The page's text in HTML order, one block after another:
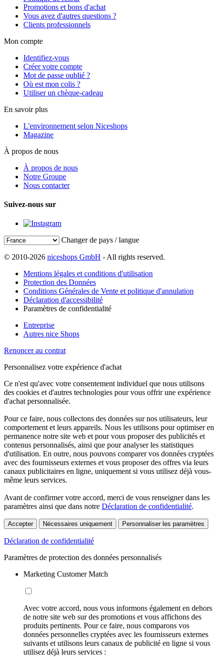
Promotions et bons d'achat
Vous avez d'autres questions ?
Clients professionnels
Mon compte
Identifiez-vous
Créer votre compte
Mot de passe oublié ?
Où est mon colis ?
Utiliser un chèque-cadeau
En savoir plus
L'environnement selon Niceshops
Magazine
À propos de nous
À propos de nous
Notre Groupe
Nous contacter
Suivez-nous sur
Changer de pays / langue
© 2010-2026 niceshops GmbH - All rights reserved.
Mentions légales et conditions d'utilisation
Protection des Données
Conditions Générales de Vente et politique d'annulation
Déclaration d'accessibilité
Paramètres de confidentialité
Entreprise
Autres nice Shops
Renoncer au contrat
Personnalisez votre expérience d'achat
Ce n'est qu'avec votre consentement individuel que nous utilisons
des cookies et d'autres technologies pour vous offrir une expérience
d'achat personnalisée.
Pour ce faire, nous collectons des données sur nos utilisateurs, leur
comportement et leurs appareils. Nous les utilisons pour optimiser en
permanence notre site web et pour vous proposer des publicités et
contenus personnalisés, ainsi que pour analyser les statistiques
d'utilisation. En outre, nous pouvons comparer vos données cryptées
avec des fournisseurs externes et vous proposer des offres via leurs
canaux publicitaires en ligne, uniquement si vous utilisez déjà vous-
même leurs services.
Avant de confirmer votre accord, merci de vous renseigner dans les
paramètres ainsi que dans notre Déclaration de confidentialité.
Accepter Nécessaires uniquement Personnaliser les paramètres
Déclaration de confidentialité
Paramètres de protection des données personnalisés
Marketing Customer Match
Avec votre accord, nous vous informons également en dehors
de notre site web sur des promotions et vous affichons des
produits pertinents. Pour ce faire, nous comparons vos
données personnelles cryptées avec les fournisseurs externes
suivants et utilisons leurs canaux de publicité en ligne si vous
utilisez déjà leurs services :